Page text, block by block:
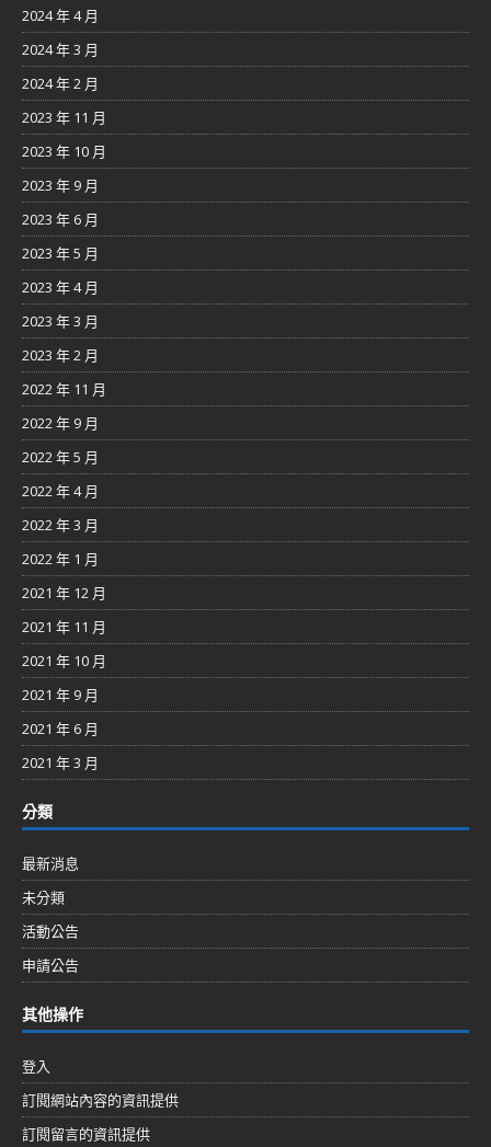
2024 年 4 月
2024 年 3 月
2024 年 2 月
2023 年 11 月
2023 年 10 月
2023 年 9 月
2023 年 6 月
2023 年 5 月
2023 年 4 月
2023 年 3 月
2023 年 2 月
2022 年 11 月
2022 年 9 月
2022 年 5 月
2022 年 4 月
2022 年 3 月
2022 年 1 月
2021 年 12 月
2021 年 11 月
2021 年 10 月
2021 年 9 月
2021 年 6 月
2021 年 3 月
分類
最新消息
未分類
活動公告
申請公告
其他操作
登入
訂閱網站內容的資訊提供
訂閱留言的資訊提供